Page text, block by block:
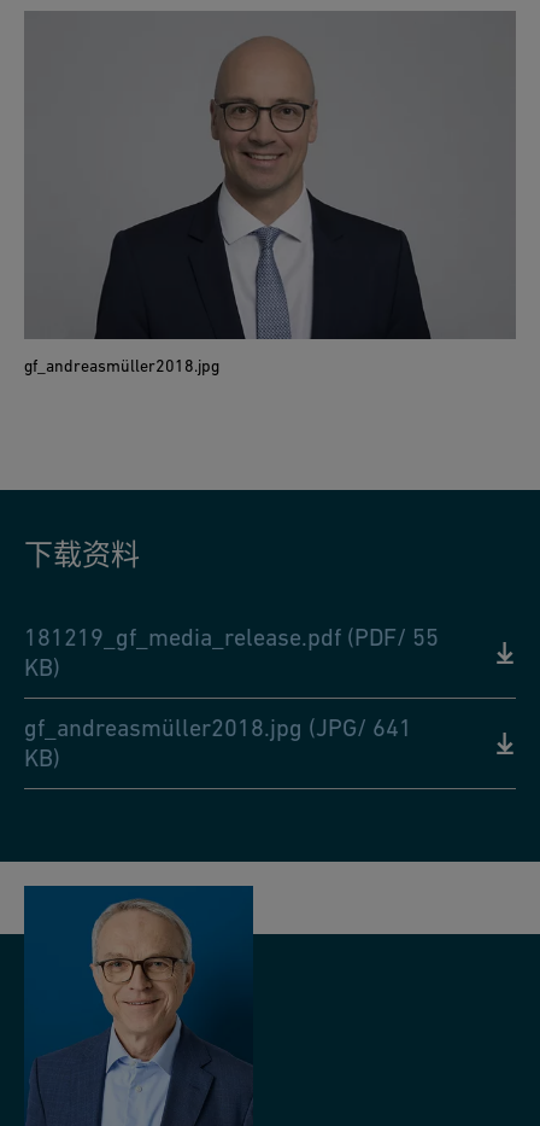
gf_andreasmüller2018.jpg
下载资料
181219_gf_media_release.pdf (PDF/ 55
KB)
gf_andreasmüller2018.jpg (JPG/ 641
KB)